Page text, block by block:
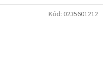
Kód: 0235601212